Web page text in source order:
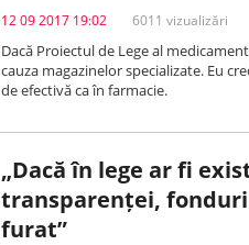
12 09 2017 19:02 6011 vizualizări
Dacă Proiectul de Lege al
cauza magazinelor specializate. Eu
de efectivă ca în farmacie.
„Dacă în lege ar fi
transparenței,
furat”